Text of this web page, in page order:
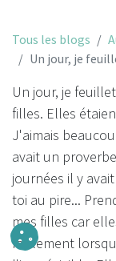
Tous les blogs
Un jour, je
Un jour, je
filles. Elles
J'aimais
avait un
journées il y
toi au pire...
mes filles car
facilement